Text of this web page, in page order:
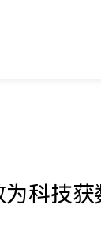
为科技